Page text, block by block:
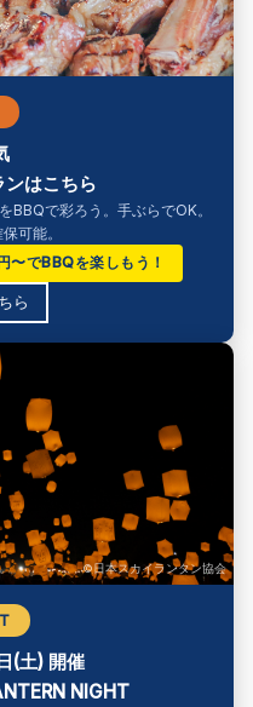
はこちら
BBQで彩ろう。手ぶらでOK。
可能。
でBBQを楽しもう！
ら
(土) 開催
NIGHT
©日本スカイランタン協会